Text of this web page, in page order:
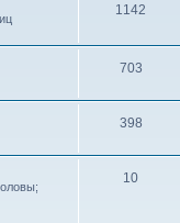
1142
703
398
10